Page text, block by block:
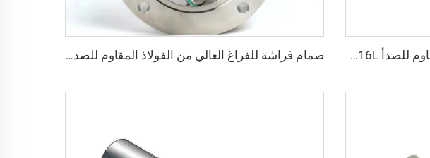
أسْتِكَات مُلَفَّفة لولبيًا من الفولاذ المقاوم للصدأ SS316L، عالية الجودة، تركيب وجه معدني QCR، 1/8"-1"، تلدين لامع/تشطيب كهربائي صمام فراشة للفراغ العالي من الفولاذ المقاوم للصدأ SS304/SS316L، صمام فراشة عالي الجودة حسب المعيار ISO-F63-200، يعمل يدويًا/هوائيًا/كهربائيًا